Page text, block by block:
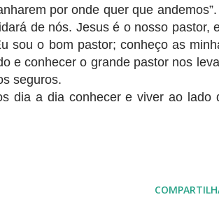
por onde quer que
de nós. Jesus é o nosso pastor,
sou o bom pastor; conheço as
e conhecer o grande pastor nos
seguros.
dia a dia conhecer e viver ao lado